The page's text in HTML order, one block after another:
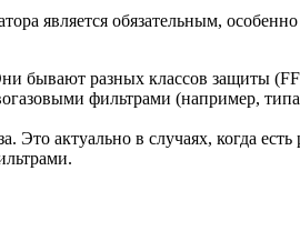
является обязательным,
бывают разных классов защиты
фильтрами (например,
актуально в случаях, когда есть